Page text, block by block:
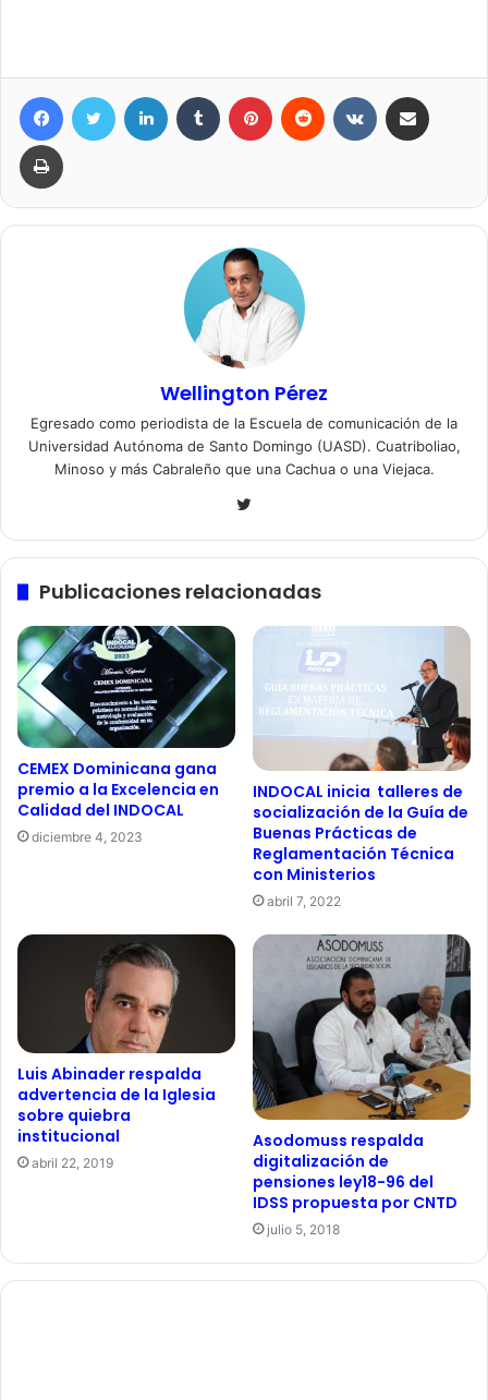
FacebookTwitter LinkedIn Tumblr Pinterest Reddit VKontakte
Imprimir
Wellington Pérez
Egresado como periodista de la Escuela de comunicación de la
Universidad Autónoma de Santo Domingo (UASD). Cuatriboliao,
Minoso y más Cabraleño que una Cachua o una Viejaca.
Twitter
Publicaciones relacionadas
CEMEX Dominicana gana
premio a la Excelencia en
Calidad del INDOCAL
diciembre 4, 2023
INDOCAL inicia talleres de
socialización de la Guía de
Buenas Prácticas de
Reglamentación Técnica
con Ministerios
abril 7, 2022
Luis Abinader respalda
advertencia de la Iglesia
sobre quiebra
institucional
abril 22, 2019
Asodomuss respalda
digitalización de
pensiones ley18-96 del
IDSS propuesta por CNTD
julio 5, 2018